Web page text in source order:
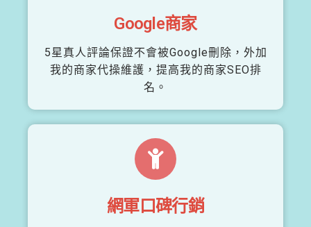
Google商家
5星真人評論保證不會被Google刪除，外加
我的商家代操維護，提高我的商家SEO排
名。
網軍口碑行銷